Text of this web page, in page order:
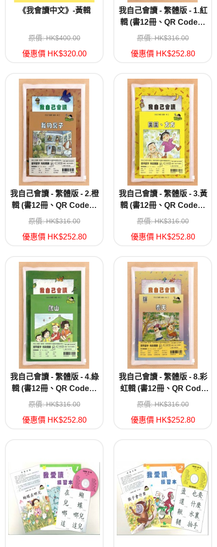
《我會讀中文》-黃輯
原價: HK$400.00
優惠價 HK$320.00
我自己會讀 - 繁體版 - 1.紅
輯 (書12冊、QR Code故
事錄音、練習1本)
原價: HK$316.00
優惠價 HK$252.80
我自己會讀 - 繁體版 - 2.橙
輯 (書12冊、QR Code故
事錄音、練習1本)
原價: HK$316.00
優惠價 HK$252.80
我自己會讀 - 繁體版 - 3.黃
輯 (書12冊、QR Code故
事錄音、練習1本)
原價: HK$316.00
優惠價 HK$252.80
我自己會讀 - 繁體版 - 4.綠
輯 (書12冊、QR Code故
事錄音、練習1本)
原價: HK$316.00
優惠價 HK$252.80
我自己會讀 - 繁體版 - 8.彩
虹輯 (書12冊、QR Code
故事錄音、練習1本)
原價: HK$316.00
優惠價 HK$252.80